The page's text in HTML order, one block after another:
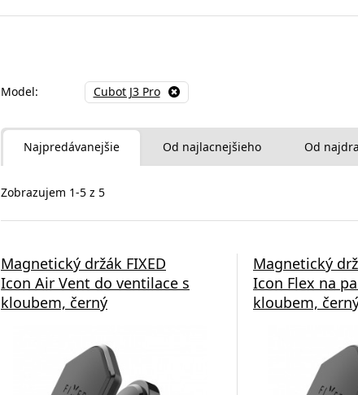
Model: Cubot J3 Pro
Najpredávanejšie Od najlacnejšieho Od
Zobrazujem 1-5 z 5
Magnetický držák FIXED
Icon Air Vent do ventilace s
kloubem, černý
Magnetický
Icon Flex na
kloubem,